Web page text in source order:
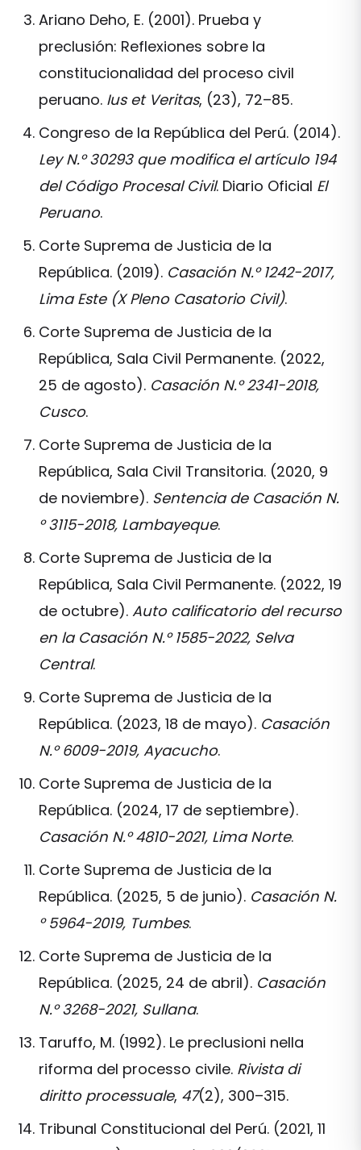
Ariano Deho, E. (2001). Prueba y
preclusión: Reflexiones sobre la
constitucionalidad del proceso civil
peruano. Ius et Veritas, (23), 72–85.
Congreso de la República del Perú. (2014).
Ley N.° 30293 que modifica el artículo 194
del Código Procesal Civil. Diario Oficial El
Peruano.
Corte Suprema de Justicia de la
República. (2019). Casación N.° 1242-2017,
Lima Este (X Pleno Casatorio Civil).
Corte Suprema de Justicia de la
República, Sala Civil Permanente. (2022,
25 de agosto). Casación N.° 2341-2018,
Cusco.
Corte Suprema de Justicia de la
República, Sala Civil Transitoria. (2020, 9
de noviembre). Sentencia de Casación N.
° 3115-2018, Lambayeque.
Corte Suprema de Justicia de la
República, Sala Civil Permanente. (2022, 19
de octubre). Auto calificatorio del recurso
en la Casación N.° 1585-2022, Selva
Central.
Corte Suprema de Justicia de la
República. (2023, 18 de mayo). Casación
N.° 6009-2019, Ayacucho.
Corte Suprema de Justicia de la
República. (2024, 17 de septiembre).
Casación N.° 4810-2021, Lima Norte.
Corte Suprema de Justicia de la
República. (2025, 5 de junio). Casación N.
° 5964-2019, Tumbes.
Corte Suprema de Justicia de la
República. (2025, 24 de abril). Casación
N.° 3268-2021, Sullana.
Taruffo, M. (1992). Le preclusioni nella
riforma del processo civile. Rivista di
diritto processuale, 47(2), 300–315.
Tribunal Constitucional del Perú. (2021, 11